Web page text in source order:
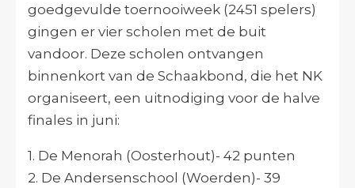
goedgevulde toernooiweek (2451 spelers)
gingen er vier scholen met de buit
vandoor. Deze scholen ontvangen
binnenkort van de Schaakbond, die het NK
organiseert, een uitnodiging voor de halve
finales in juni:
1. De Menorah (Oosterhout)- 42 punten
2. De Andersenschool (Woerden)- 39